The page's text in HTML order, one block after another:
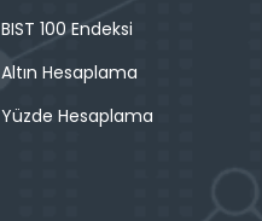
BIST 100 Endeksi
Altın Hesaplama
Yüzde Hesaplama